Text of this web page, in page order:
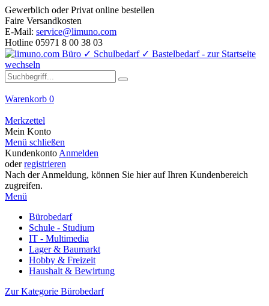
Gewerblich oder Privat online bestellen
Faire Versandkosten
E-Mail: service@limuno.com
Hotline 05971 8 00 38 03
Warenkorb 0
Merkzettel
Mein Konto
Menü schließen
Kundenkonto Anmelden
oderregistrieren
Nach der Anmeldung, können Sie hier auf Ihren Kundenbereich
zugreifen.
Menü
Bürobedarf
Schule - Studium
IT - Multimedia
Lager & Baumarkt
Hobby & Freizeit
Haushalt & Bewirtung
Zur Kategorie Bürobedarf